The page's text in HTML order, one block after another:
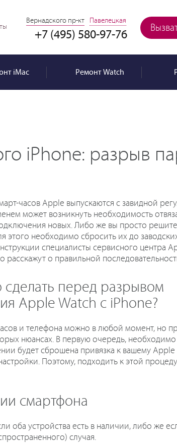
Вернадского пр-кт Павелецкая
+7 (495) 580-97-76
iMac РемонтWatch
iPhone: разрыв
часов Apple выпускаются с завидной
может возникнуть необходимость
новых. Либо же вы просто
этого необходимо сбросить их до
специалисты сервисного центра
расскажут о правильной
сделать перед разрывом
Apple Watch с iPhone?
и телефона можно в любой момент, но
нюансах. В первую очередь,
будет сброшена привязка к вашему Apple
Поэтому, подходить к этой
смартфона
оба устройства есть в наличии, либо же
случая.